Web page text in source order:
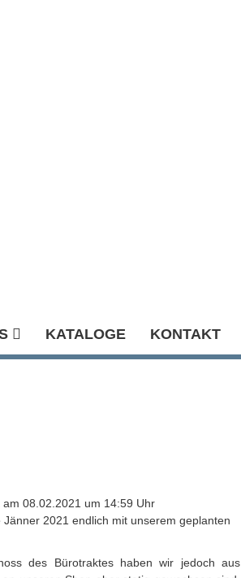
KATALOGE KONTAKT
08.02.2021 um 14:59 Uhr
2021 endlich mit unserem geplanten
des Bürotraktes haben wir jedoch aus